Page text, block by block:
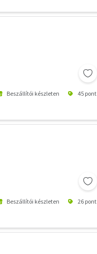
Beszállítói készleten 45 pont
Beszállítói készleten 26 pont